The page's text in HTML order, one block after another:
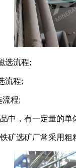
选流程;
流程;
流程;
中，有一定量的
矿选矿厂常采用